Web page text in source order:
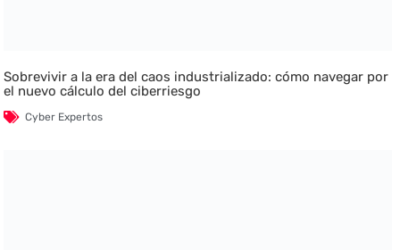
Sobrevivir a la era del caos industrializado: cómo navegar por
el nuevo cálculo del ciberriesgo
Cyber Expertos